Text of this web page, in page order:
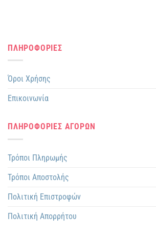
ΠΛΗΡΟΦΟΡΙΕΣ
Όροι Χρήσης
Επικοινωνία
ΠΛΗΡΟΦΟΡΙΕΣ ΑΓΟΡΩΝ
Τρόποι Πληρωμής
Τρόποι Αποστολής
Πολιτική Επιστροφών
Πολιτική Απορρήτου